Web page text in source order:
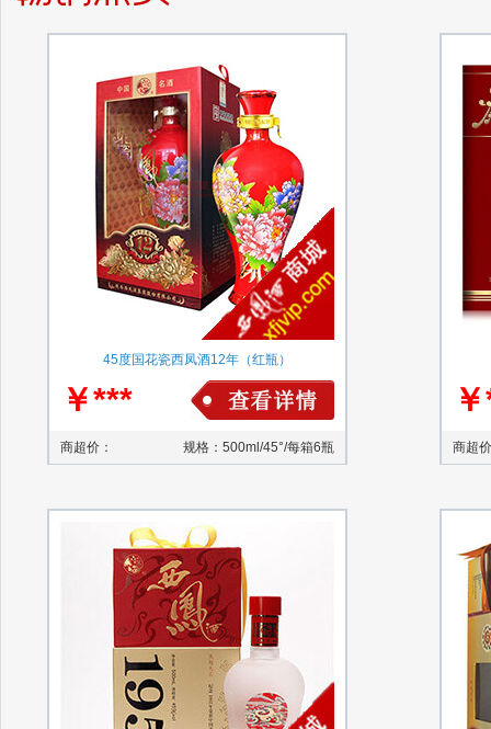
45度国花瓷西凤酒12年（红瓶）
￥***
商超价： 规格：500ml/45°/每箱6瓶 商超